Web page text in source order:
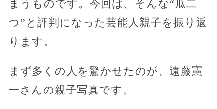
まうものです。今回は、そんな“瓜二
つ”と評判になった芸能人親子を振り返
ります。
まず多くの人を驚かせたのが、遠藤憲
一さんの親子写真です。